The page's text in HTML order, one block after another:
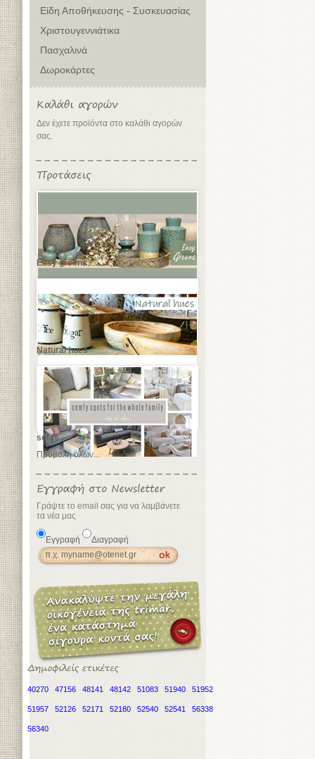
Είδη Αποθήκευσης - Συσκευασίας
Χριστουγεννιάτικα
Πασχαλινά
Δωροκάρτες
Δεν έχετε προϊόντα στο καλάθι αγορών
σας.
Easy greens
Natural hues
sofas
Προβολή όλων...
Γράψτε το email σας για να λαμβάνετε
τα νέα μας
Εγγραφή Διαγραφή
40270 47156 48141 48142 51083 51940 51952
51957 52126 52171 52180 52540 52541 56338
56340